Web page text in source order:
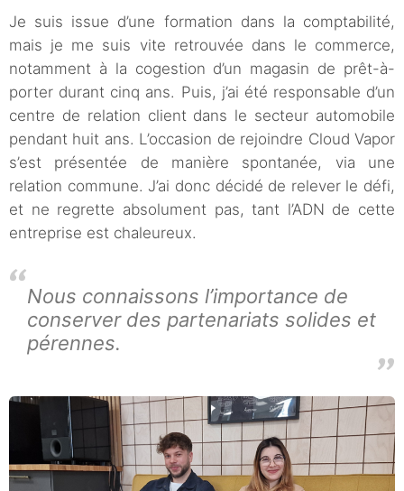
Je suis issue d’une formation dans la comptabilité,
mais je me suis vite retrouvée dans le commerce,
notamment à la cogestion d’un magasin de prêt-à-
porter durant cinq ans. Puis, j’ai été responsable d’un
centre de relation client dans le secteur automobile
pendant huit ans. L’occasion de rejoindre Cloud Vapor
s’est présentée de manière spontanée, via une
relation commune. J’ai donc décidé de relever le défi,
et ne regrette absolument pas, tant l’ADN de cette
entreprise est chaleureux.
Nous connaissons l’importance de
conserver des partenariats solides et
pérennes.